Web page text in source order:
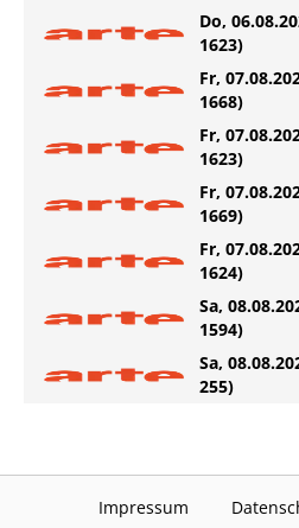
Do,
1623)
Fr,
1668)
Fr,
1623)
Fr,
1669)
Fr,
1624)
Sa,
1594)
Sa,
255)
Impressum